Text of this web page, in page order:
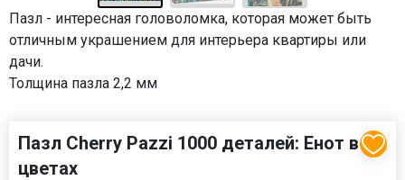
Пазл - интересная головоломка, которая может быть
отличным украшением для интерьера квартиры или
дачи.
Толщина пазла 2,2 мм
Пазл Cherry Pazzi 1000 деталей: Енот в
цветах